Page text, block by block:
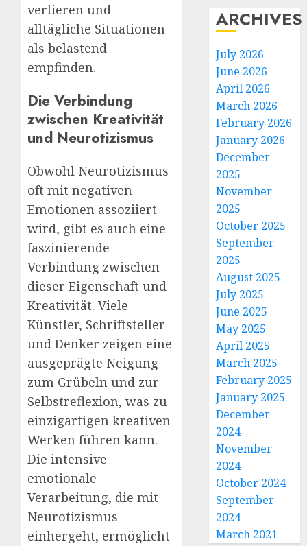
verlieren und
alltägliche Situationen
als belastend
empfinden.
Die Verbindung
zwischen Kreativität
und Neurotizismus
Obwohl Neurotizismus
oft mit negativen
Emotionen assoziiert
wird, gibt es auch eine
faszinierende
Verbindung zwischen
dieser Eigenschaft und
Kreativität. Viele
Künstler, Schriftsteller
und Denker zeigen eine
ausgeprägte Neigung
zum Grübeln und zur
Selbstreflexion, was zu
einzigartigen kreativen
Werken führen kann.
Die intensive
emotionale
Verarbeitung, die mit
Neurotizismus
einhergeht, ermöglicht
ARCHIVES
July 2026
June 2026
April 2026
March 2026
February 2026
January 2026
December
2025
November
2025
October 2025
September
2025
August 2025
July 2025
June 2025
May 2025
April 2025
March 2025
February 2025
January 2025
December
2024
November
2024
October 2024
September
2024
March 2021